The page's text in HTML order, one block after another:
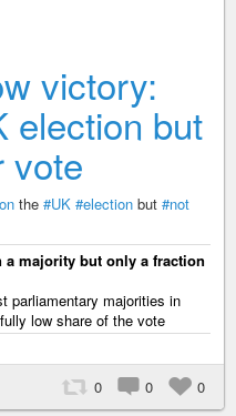
victory:
election but
vote
the #UK #election but #not
a majority but only a fraction
parliamentary majorities in
low share of the vote
0 0 0